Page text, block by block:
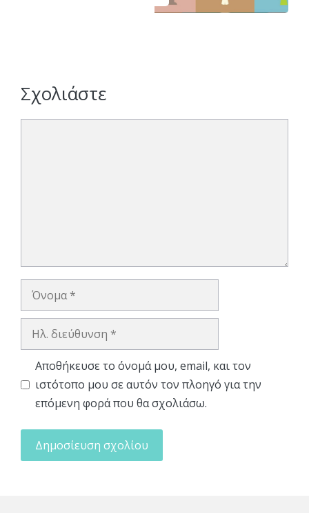
Σχολιάστε
Όνομα
Ηλ.
Αποθήκευσε το όνομά μου, email, και τον
ιστότοπο μου σε αυτόν τον πλοηγό για την
επόμενη φορά που θα σχολιάσω.